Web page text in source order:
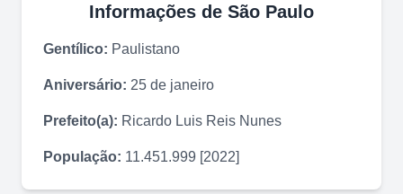
Informações de São Paulo
Gentílico: Paulistano
Aniversário: 25 de janeiro
Prefeito(a): Ricardo Luis Reis Nunes
População: 11.451.999 [2022]